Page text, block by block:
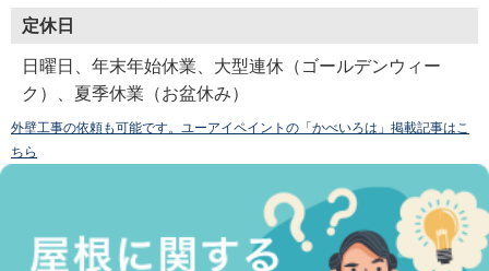
定休日
日曜日、年末年始休業、大型連休（ゴールデンウィー
ク）、夏季休業（お盆休み）
外壁工事の依頼も可能です。ユーアイペイントの「かべいろは」掲載記事はこ
ちら